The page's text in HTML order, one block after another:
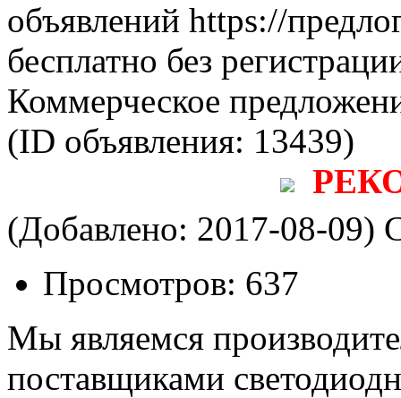
объявлений https://
бесплатно без
Коммерческое
(ID объявления: 13439)
(Добавлено: 2017-08-09)
Просмотров: 637
Мы являемся
поставщиками